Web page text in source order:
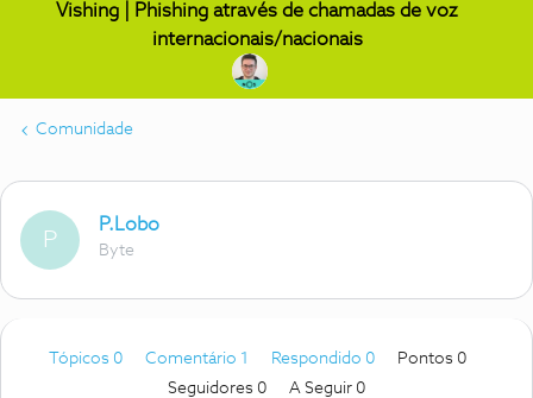
Vishing | Phishing através de chamadas de voz
internacionais/nacionais
Comunidade
P
P.Lobo
Byte
Tópicos 0 Comentário 1 Respondido 0
Pontos 0
Seguidores 0 A Seguir 0